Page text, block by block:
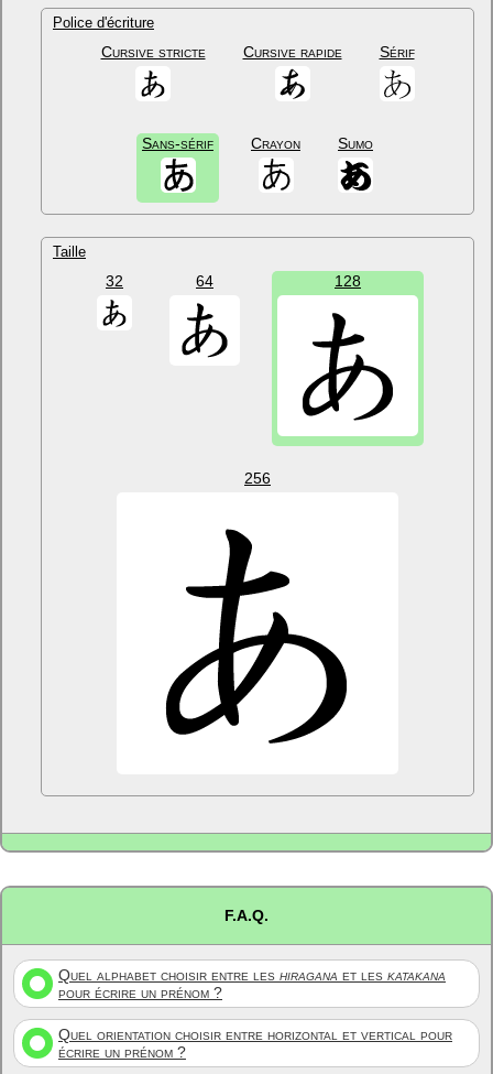
Police d'écriture
Cursive stricte Cursive rapide Sérif
Sans-sérif Crayon Sumo
Taille
32 64 128
256
F.A.Q.
Quel alphabet choisir entre les hiragana et les katakana
pour écrire un prénom ?
Quel orientation choisir entre horizontal et vertical pour
écrire un prénom ?